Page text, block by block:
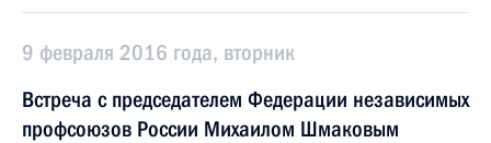
9 февраля 2016 года, вторник
Встреча с председателем Федерации независимых
профсоюзов России Михаилом Шмаковым